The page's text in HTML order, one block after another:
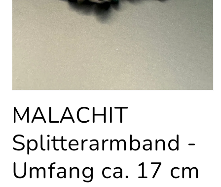
in
Modal
öffnen
MALACHIT
Splitterarmband -
Umfang ca. 17 cm